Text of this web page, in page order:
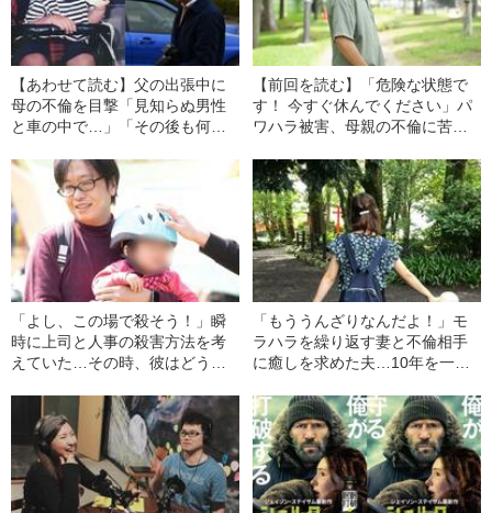
【あわせて読む】父の出張中に
母の不倫を目撃「見知らぬ男性
と車の中で…」「その後も何度
去の“トラウマ体験”
【前回を読む】「危険な状態で
す！ 今すぐ休んでください」パ
ワハラ被害、母親の不倫に苦し
かす“地獄のような日々”
「よし、この場で殺そう！」瞬
時に上司と人事の殺害方法を考
えていた…その時、彼はどうし
「もううんざりなんだよ！」モ
ラハラを繰り返す妻と不倫相手
に癒しを求めた夫…10年を一緒
れるまで